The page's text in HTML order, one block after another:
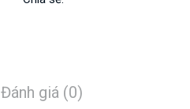
Đánh giá (0)